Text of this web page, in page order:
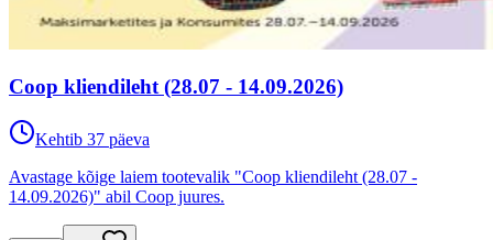
Coop kliendileht (28.07 - 14.09.2026)
Kehtib 37 päeva
Avastage kõige laiem tootevalik "Coop kliendileht (28.07 -
14.09.2026)" abil Coop juures.